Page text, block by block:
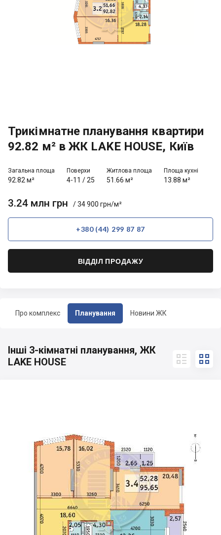
Про комплекс Планування Новини ЖК
Трикімнатне планування квартири
92.82 м² в ЖК LAKE HOUSE, Київ
Загальна площа
92.82 м²
Поверхи
4-11 /25
Житлова площа
51.66 м²
Площа кухні
13.88 м²
3.24 млн грн / 34 900 грн/м²
+380 (44) 299 87 87
ВІДДІЛ ПРОДАЖУ
Інші 3-кімнатні планування, ЖК
LAKE HOUSE
 